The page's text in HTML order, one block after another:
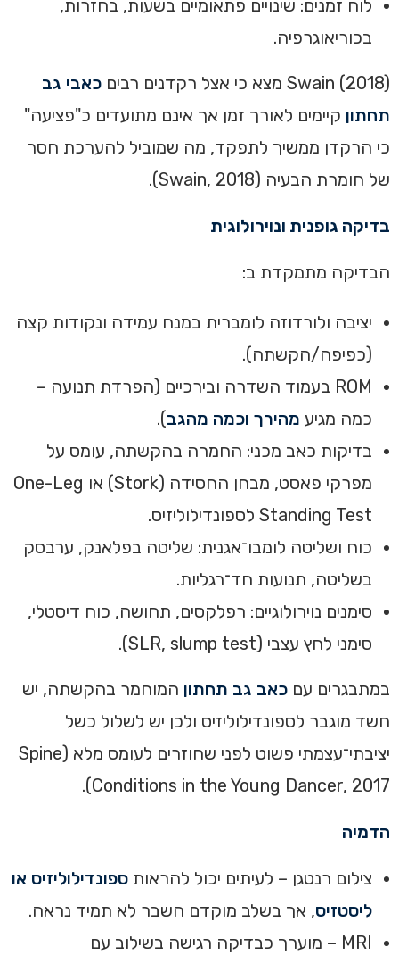
לוח זמנים: שינויים פתאומיים בשעות, בחזרות,
בכוריאוגרפיה.
Swain (2018) מצא כי אצל רקדנים רבים
כאבי גב
תחתון קיימים לאורך זמן אך אינם מתועדים כ"פציעה"
כי הרקדן ממשיך לתפקד, מה שמוביל להערכת חסר
של חומרת הבעיה (Swain, 2018).
בדיקה גופנית ונוירולוגית
הבדיקה מתמקדת ב:
יציבה ולורדוזה לומברית במנח עמידה ונקודות קצה
(כפיפה/הקשתה).
ROM בעמוד השדרה ובירכיים (הפרדת תנועה –
כמה מגיע מהירך וכמה מהגב).
בדיקות כאב מכני: החמרה בהקשתה, עומס על
מפרקי פאסט, מבחן החסידה (Stork) או One-Leg
Standing Test לספונדילוליזיס.
כוח ושליטה לומבו־אגנית: שליטה בפלאנק, ערבסק
בשליטה, תנועות חד־רגליות.
סימנים נוירולוגיים: רפלקסים, תחושה, כוח דיסטלי,
סימני לחץ עצבי (SLR, slump test).
במתבגרים עם כאב גב תחתון המוחמר בהקשתה, יש
חשד מוגבר לספונדילוליזיס ולכן יש לשלול כשל
יציבתי־עצמתי פשוט לפני שחוזרים לעומס מלא (Spine
Conditions in the Young Dancer, 2017).
הדמיה
צילום רנטגן – לעיתים יכול להראות ספונדילוליזיס או
ליסטזיס, אך בשלב מוקדם השבר לא תמיד נראה.
MRI – מוערך כבדיקה רגישה בשילוב עם